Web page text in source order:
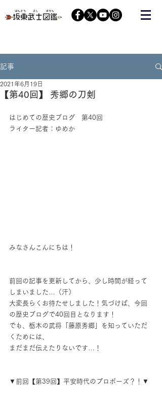
記事
【第40回】 秀郷の刀剣
2021年6月19日
はじめての歴史ブログ　第40回
ライター記者：ゆめか
みなさんこんにちは！
前回の記事を更新してから、少し時間が経って
しまいました…（汗）
大変長らくお待たせしました！気づけば、今回
の歴史ブログで40回目となります！
でも、栃木の武将「藤原秀郷」を知っていただ
くためには、
まだまだ伝えたりないです…！
▼前回【第39回】平安時代のプロポーズ？！▼